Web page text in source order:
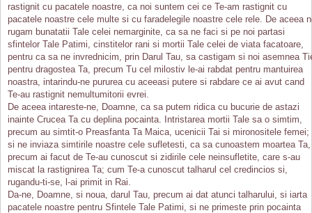
rastignit cu pacatele noastre, ca noi suntem cei ce Te-am rastignit cu
pacatele noastre cele multe si cu faradelegile noastre cele rele. De aceea
rugam bunatatii Tale celei nemarginite, ca sa ne faci si pe noi partasi
sfintelor Tale Patimi, cinstitelor rani si mortii Tale celei de viata facatoare,
pentru ca sa ne invrednicim, prin Darul Tau, sa castigam si noi asemnea
pentru dragostea Ta, precum Tu cel milostiv le-ai rabdat pentru mantuirea
noastra, intarindu-ne pururea cu aceeasi putere si rabdare ce ai avut cand
Te-au rastignit nemultumitorii evrei.
De aceea intareste-ne, Doamne, ca sa putem ridica cu bucurie de astazi
inainte Crucea Ta cu deplina pocainta. Intristarea mortii Tale sa o simtim,
precum au simtit-o Preasfanta Ta Maica, ucenicii Tai si mironositele femei;
si ne inviaza simtirile noastre cele sufletesti, ca sa cunoastem moartea Ta,
precum ai facut de Te-au cunoscut si zidirile cele neinsufletite, care s-au
miscat la rastignirea Ta; cum Te-a cunoscut talharul cel credincios si,
rugandu-ti-se, l-ai primit in Rai.
Da-ne, Doamne, si noua, darul Tau, precum ai dat atunci talharului, si iarta
pacatele noastre pentru Sfintele Tale Patimi, si ne primeste prin pocainta